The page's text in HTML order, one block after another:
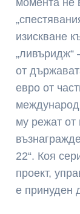
момента не
изискване
„ливъридж“
от
евро от
му режат от
22“. Коя
проект,
е принуден